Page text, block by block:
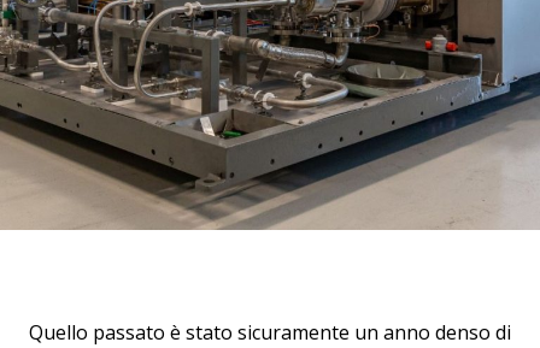
Quello passato è stato sicuramente un anno denso di